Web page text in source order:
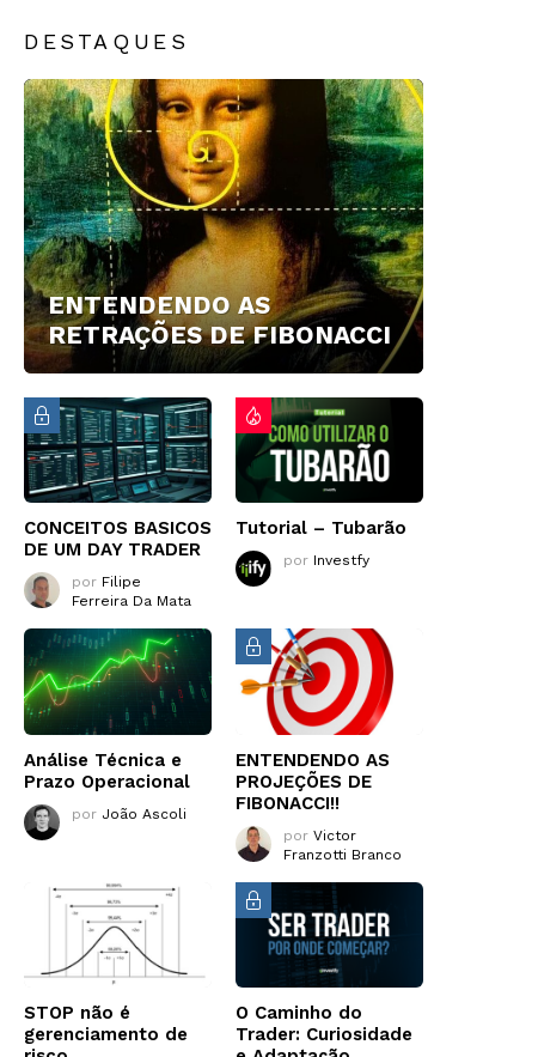
DESTAQUES
ENTENDENDO AS
RETRAÇÕES DE FIBONACCI
CONCEITOS BASICOS
DE UM DAY TRADER
por Filipe
Ferreira Da Mata
Tutorial – Tubarão
por Investfy
Análise Técnica e
Prazo Operacional
por João Ascoli
ENTENDENDO AS
PROJEÇÕES DE
FIBONACCI!!
por Victor
Franzotti Branco
STOP não é
gerenciamento de
O Caminho do
Trader: Curiosidade